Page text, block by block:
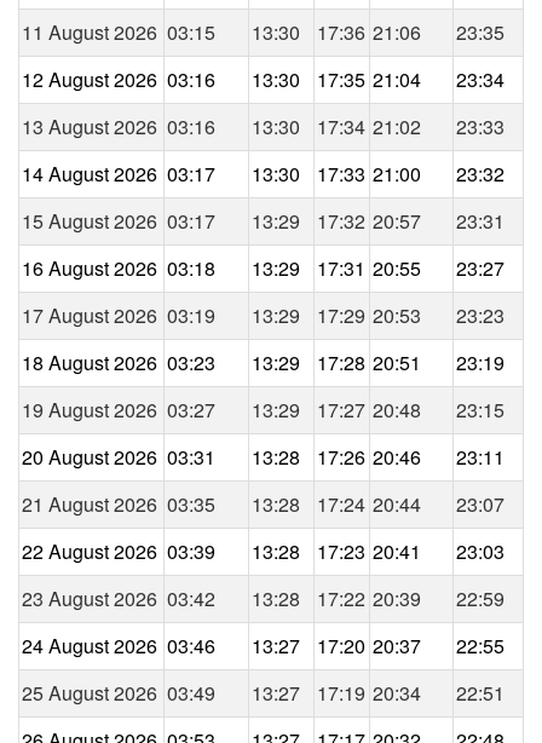
11 August 2026 03:15 13:30 17:36 21:06
23:35
12 August 2026 03:16 13:30 17:35 21:04
23:34
13 August 2026 03:16 13:30 17:34 21:02
23:33
14 August 2026 03:17 13:30 17:33 21:00
23:32
15 August 2026 03:17 13:29 17:32 20:57
23:31
16 August 2026 03:18 13:29 17:31 20:55
23:27
17 August 2026 03:19 13:29 17:29 20:53
23:23
18 August 2026 03:23 13:29 17:28 20:51
23:19
19 August 2026 03:27 13:29 17:27 20:48
23:15
20 August 2026 03:31 13:28 17:26 20:46
23:11
21 August 2026 03:35 13:28 17:24 20:44
23:07
22 August 2026 03:39 13:28 17:23 20:41
23:03
23 August 2026 03:42 13:28 17:22 20:39
22:59
24 August 2026 03:46 13:27 17:20 20:37
22:55
25 August 2026 03:49 13:27 17:19 20:34
22:51